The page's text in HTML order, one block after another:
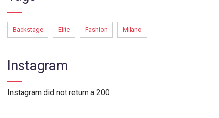
Backstage Elite Fashion Milano
Instagram
Instagram did not return a 200.